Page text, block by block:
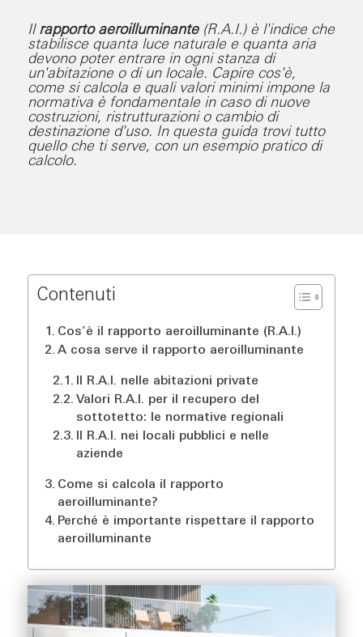
Il rapporto aeroilluminante(R.A.I.) è l'indice che
stabilisce quanta luce naturale e quanta aria
devono poter entrare in ogni stanza di
un'abitazione o di un locale. Capire cos'è,
come si calcola e quali valori minimi impone la
normativa è fondamentale in caso di nuove
costruzioni, ristrutturazioni o cambio di
destinazione d'uso. In questa guida trovi tutto
quello che ti serve, con un esempio pratico di
calcolo.
Contenuti
Cos’è il rapporto aeroilluminante (R.A.I.)
A cosa serve il rapporto aeroilluminante
Il R.A.I. nelle abitazioni private
Valori R.A.I. per il recupero del
sottotetto: le normative regionali
Il R.A.I. nei locali pubblici e nelle
aziende
Come si calcola il rapporto
aeroilluminante?
Perché è importante rispettare il rapporto
aeroilluminante